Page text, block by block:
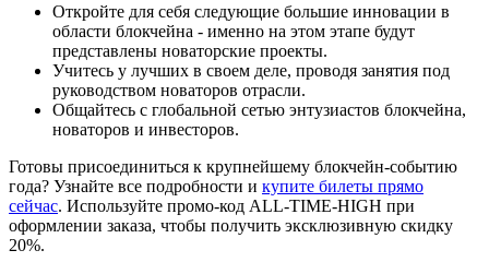
Откройте для себя следующие большие инновации в
области блокчейна - именно на этом этапе будут
представлены новаторские проекты.
Учитесь у лучших в своем деле, проводя занятия под
руководством новаторов отрасли.
Общайтесь с глобальной сетью энтузиастов блокчейна,
новаторов и инвесторов.
Готовы присоединиться к крупнейшему блокчейн-событию
года? Узнайте все подробности и купите билеты прямо
сейчас. Используйте промо-код ALL-TIME-HIGH при
оформлении заказа, чтобы получить эксклюзивную скидку
20%.